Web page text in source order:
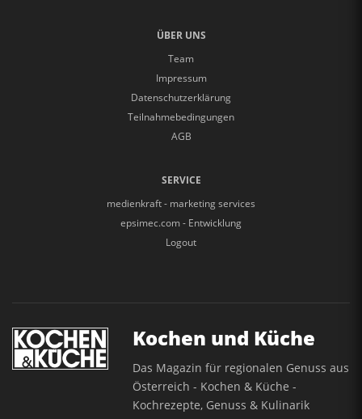
ÜBER UNS
Team
Impressum
Datenschutzerklärung
Teilnahmebedingungen
AGB
SERVICE
medienkraft - marketing services
epsimec.com - Entwicklung
Logout
Kochen und Küche
Das Magazin für regionalen Genuss aus
Österreich - Kochen & Küche -
Kochrezepte, Genuss & Kulinarik